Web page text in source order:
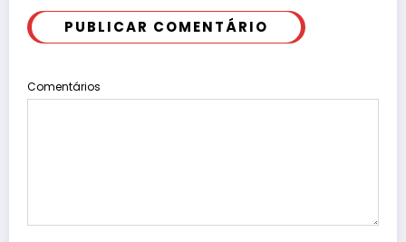
PUBLICAR COMENTÁRIO
Comentários